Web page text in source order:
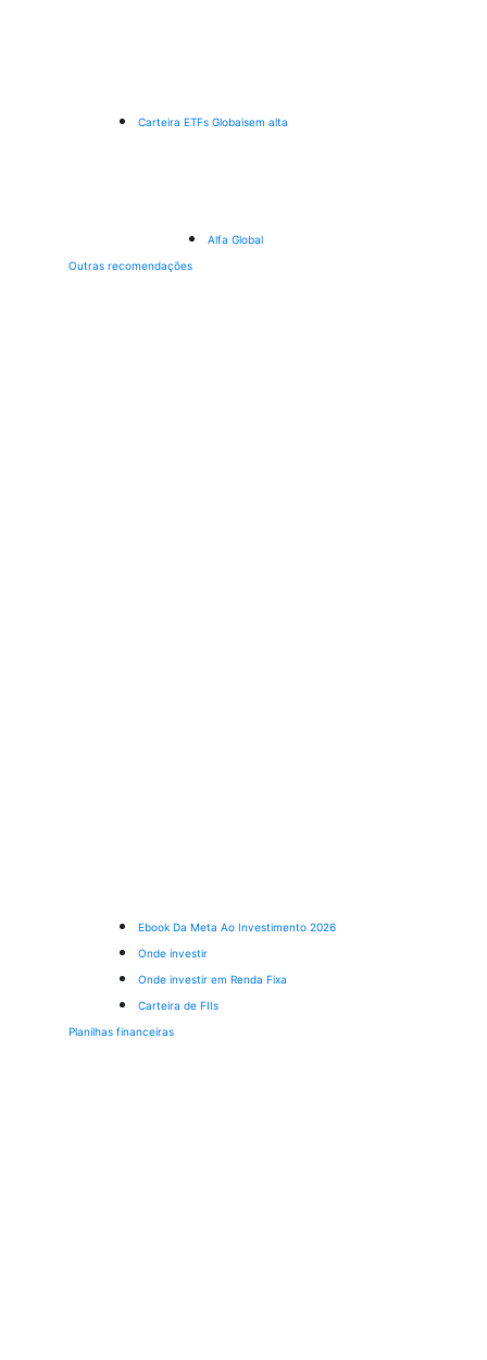
Carteira ETFs Globaisem alta
Alfa Global
Outras recomendações
Ebook Da Meta Ao Investimento 2026
Onde investir
Onde investir em Renda Fixa
Carteira de FIIs
Planilhas financeiras